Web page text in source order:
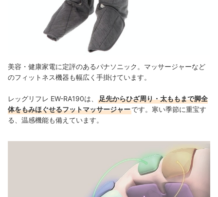
美容・健康家電に定評のあるパナソニック。マッサージャーなど
のフィットネス機器も幅広く手掛けています。
レッグリフレ EW-RA190は、
足先からひざ周り・太ももまで脚全
体をもみほぐせるフットマッサージャーです。寒い季節に重宝す
る、温感機能も備えています。